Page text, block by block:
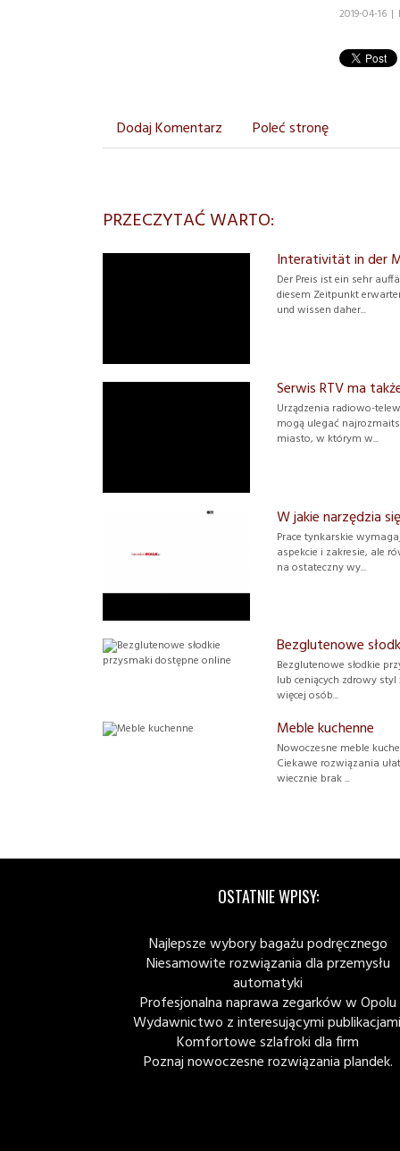
2019-04-16 |
Dodaj Komentarz Poleć stronę
PRZECZYTAĆ WARTO:
Interativität in der
Der Preis ist ein sehr
diesem Zeitpunkt
und wissen daher...
Serwis RTV ma
Urządzenia radiowo-
mogą ulegać
miasto, w którym w...
W jakie narzędzia
Prace tynkarskie
aspekcie i zakresie, ale
na ostateczny wy...
Bezglutenowe
Bezglutenowe słodkie
lub ceniących zdrowy
więcej osób...
Meble kuchenne
Nowoczesne meble
Ciekawe rozwiązania
wiecznie brak ...
OSTATNIE WPISY:
Najlepsze wybory bagażu podręcznego
Niesamowite rozwiązania dla przemysłu
automatyki
Profesjonalna naprawa zegarków w Opolu
Wydawnictwo z interesującymi
Komfortowe szlafroki dla firm
Poznaj nowoczesne rozwiązania plandek.